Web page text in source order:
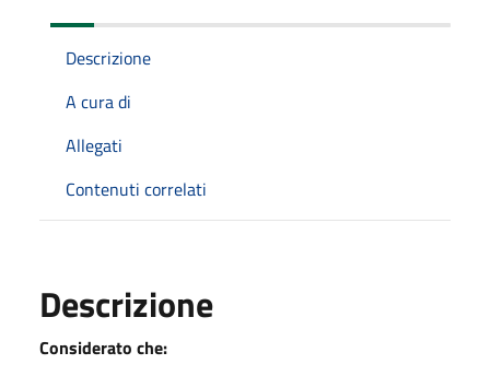
Descrizione
A cura di
Allegati
Contenuti correlati
Descrizione
Considerato che: